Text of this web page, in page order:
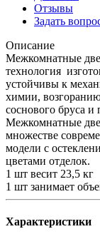
Отзывы
Задать
Описание
Межкомнатные
технология
устойчивы к
химии,
соснового бруса и
Межкомнатные
множестве
модели с
цветами отделок.
1 шт весит 23,5 кг
1 шт занимает
Характеристики